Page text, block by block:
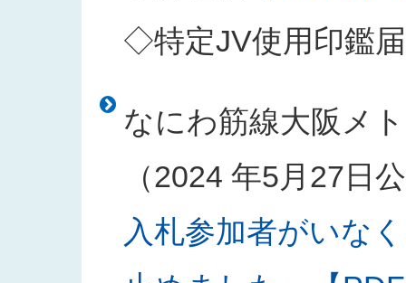
◇特定JV使用印鑑届
なにわ筋線大阪メ
（2024 年5月27日
入札参加者がいな